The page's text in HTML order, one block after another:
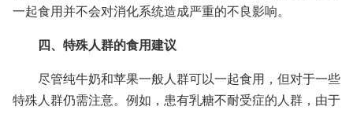
一起食用并不会对消化系统造成严重的不良影响。
四、特殊人群的食用建议
尽管纯牛奶和苹果一般人群可以一起食用，但对于一些
特殊人群仍需注意。例如，患有乳糖不耐受症的人群，由于